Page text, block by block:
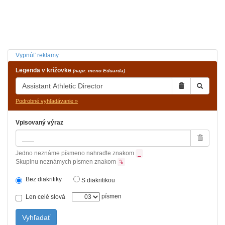
Vypnúť reklamy
Legenda v krížovke (napr. meno Eduarda)
Podrobné vyhľadávanie »
Vpisovaný výraz
Jedno neznáme písmeno nahraďte znakom
Skupinu neznámych písmen znakom %
Bez diakritiky S diakritikou
Len celé slová písmen
Vyhľadať